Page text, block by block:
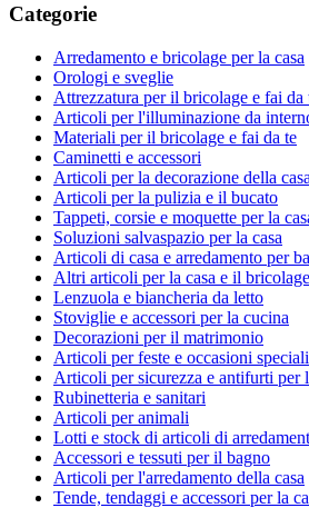
Categorie
Arredamento e bricolage per la casa
Orologi e sveglie
Attrezzatura per il bricolage e fai da
Articoli per l'illuminazione da
Materiali per il bricolage e fai da te
Caminetti e accessori
Articoli per la decorazione della casa
Articoli per la pulizia e il bucato
Tappeti, corsie e moquette per la
Soluzioni salvaspazio per la casa
Articoli di casa e arredamento per
Altri articoli per la casa e il bricolage
Lenzuola e biancheria da letto
Stoviglie e accessori per la cucina
Decorazioni per il matrimonio
Articoli per feste e occasioni speciali
Articoli per sicurezza e antifurti per
Rubinetteria e sanitari
Articoli per animali
Lotti e stock di articoli di
Accessori e tessuti per il bagno
Articoli per l'arredamento della casa
Tende, tendaggi e accessori per la